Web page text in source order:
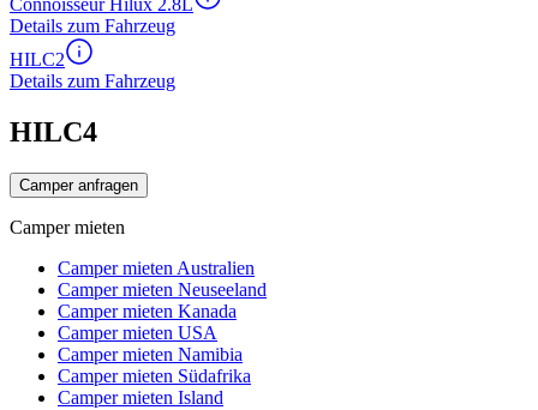
Connoisseur Hilux 2.8L
Details zum Fahrzeug
HILC2
Details zum Fahrzeug
HILC4
Camper anfragen
Camper mieten
Camper mieten Australien
Camper mieten Neuseeland
Camper mieten Kanada
Camper mieten USA
Camper mieten Namibia
Camper mieten Südafrika
Camper mieten Island